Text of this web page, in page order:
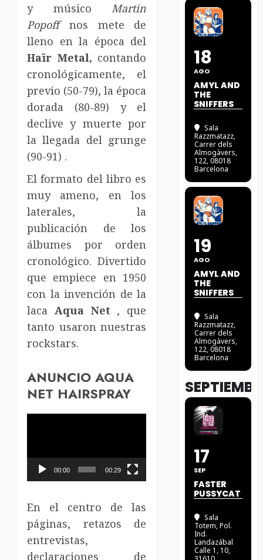
y músicoMartin
Popoffnos mete de
lleno en la época del
Haïr Metal, contando
cronológicamente, el
previo (50-79), la época
dorada (80-89) y el
declive y muerte por
la llegada del grunge
(90-91) .
El formato del libro es
muy ameno, en los
laterales, la
publicación de los
álbumes por orden
cronológico. Divertido
que empiece en 1950
con la invención de la
laca Aqua Net , que
tanto usaron nuestras
rockstars.
ANUNCIO AQUA
NET HAIRSPRAY
vídeo
00:00 00:29
En el centro de las
páginas, retazos de
entrevistas,
declaraciones de
18
AGO
AMYL AND
THE
SNIFFERS
Sala
Razzmatazz,
Carrer dels
Almogàvers,
122, 08018
Barcelona
19
AGO
AMYL AND
THE
SNIFFERS
Sala
Razzmatazz,
Carrer dels
Almogàvers,
122, 08018
Barcelona
17
SEP
FASTER
PUSSYCAT
Sala
Totem, Pol.
Ind.
Landazábal
Calle 1, 10,